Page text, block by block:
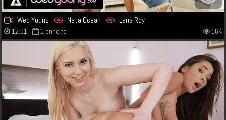
Web Young Nata Ocean Lana Roy
12:01 1 anno fa 16K